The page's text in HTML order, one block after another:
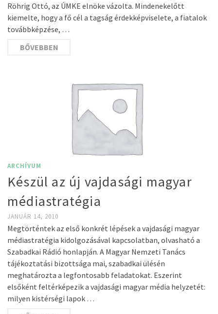
Röhrig Ottó, az ÚMKE elnöke vázolta. Mindenekelőtt
kiemelte, hogy a fő cél a tagság érdekképviselete, a fiatalok
továbbképzése, …
BŐVEBBEN
ARCHÍVUM
Készül az új vajdasági magyar
médiastratégia
JANUÁR 14, 2010
Megtörténtek az első konkrét lépések a vajdasági magyar
médiastratégia kidolgozásával kapcsolatban, olvasható a
Szabadkai Rádió honlapján. A Magyar Nemzeti Tanács
tájékoztatási bizottsága mai, szabadkai ülésén
meghatározta a legfontosabb feladatokat. Eszerint
elsőként feltérképezik a vajdasági magyar média helyzetét:
milyen kistérségi lapok …